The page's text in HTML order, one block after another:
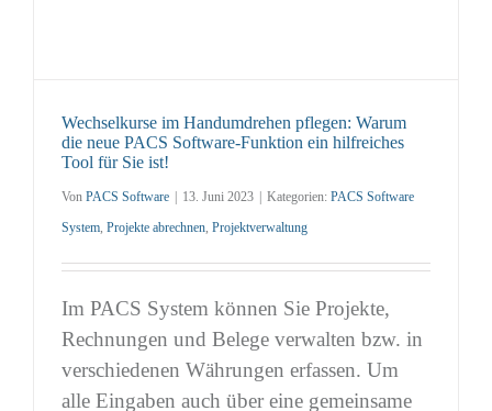
Wechselkurse im Handumdrehen pflegen: Warum
die neue PACS Software-Funktion ein hilfreiches
Tool für Sie ist!
Von PACS Software | 13. Juni 2023 | Kategorien: PACS Software
System Projekte abrechnen Projektverwaltung
Im PACS System können Sie Projekte,
Rechnungen und Belege verwalten bzw. in
verschiedenen Währungen erfassen. Um
alle Eingaben auch über eine gemeinsame